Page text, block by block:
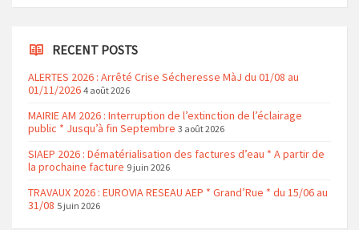
RECENT POSTS
ALERTES 2026 : Arrêté Crise Sécheresse MàJ du 01/08 au
01/11/2026 4 août 2026
MAIRIE AM 2026 : Interruption de l’extinction de l’éclairage
public * Jusqu’à fin Septembre 3 août 2026
SIAEP 2026 : Dématérialisation des factures d’eau * A partir de
la prochaine facture 9 juin 2026
TRAVAUX 2026 : EUROVIA RESEAU AEP * Grand’Rue * du 15/06 au
31/08 5 juin 2026